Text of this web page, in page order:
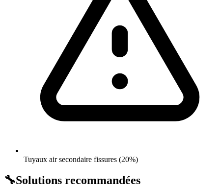
Tuyaux air secondaire fissures (20%)
🔧Solutions recommandées